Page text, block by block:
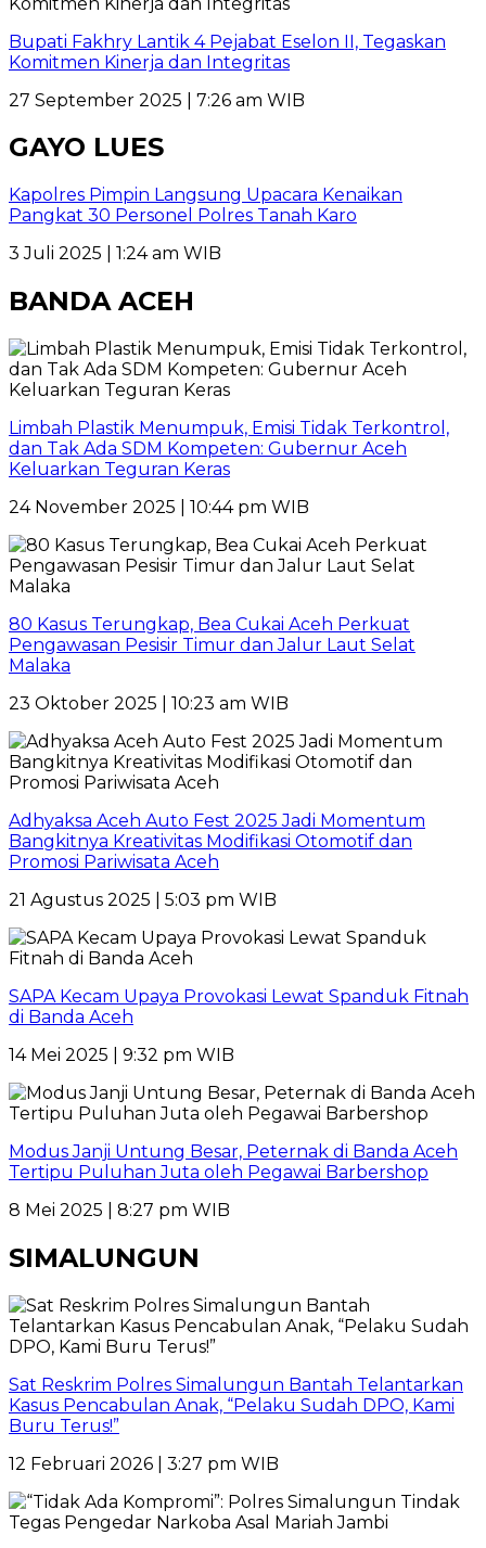
Bupati Fakhry Lantik 4 Pejabat Eselon II, Tegaskan
Komitmen Kinerja dan Integritas
27 September 2025 | 7:26 am WIB
GAYO LUES
Kapolres Pimpin Langsung Upacara Kenaikan
Pangkat 30 Personel Polres Tanah Karo
3 Juli 2025 | 1:24 am WIB
BANDA ACEH
Limbah Plastik Menumpuk, Emisi Tidak Terkontrol,
dan Tak Ada SDM Kompeten: Gubernur Aceh
Keluarkan Teguran Keras
24 November 2025 | 10:44 pm WIB
80 Kasus Terungkap, Bea Cukai Aceh Perkuat
Pengawasan Pesisir Timur dan Jalur Laut Selat
Malaka
23 Oktober 2025 | 10:23 am WIB
Adhyaksa Aceh Auto Fest 2025 Jadi Momentum
Bangkitnya Kreativitas Modifikasi Otomotif dan
Promosi Pariwisata Aceh
21 Agustus 2025 | 5:03 pm WIB
SAPA Kecam Upaya Provokasi Lewat Spanduk Fitnah
di Banda Aceh
14 Mei 2025 | 9:32 pm WIB
Modus Janji Untung Besar, Peternak di Banda Aceh
Tertipu Puluhan Juta oleh Pegawai Barbershop
8 Mei 2025 | 8:27 pm WIB
SIMALUNGUN
Sat Reskrim Polres Simalungun Bantah Telantarkan
Kasus Pencabulan Anak, “Pelaku Sudah DPO, Kami
Buru Terus!”
12 Februari 2026 | 3:27 pm WIB